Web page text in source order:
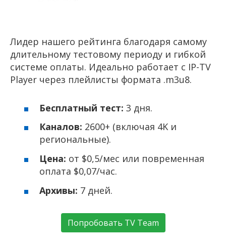
Лидер нашего рейтинга благодаря самому
длительному тестовому периоду и гибкой
системе оплаты. Идеально работает с IP-TV
Player через плейлисты формата .m3u8.
Бесплатный тест: 3 дня.
Каналов: 2600+ (включая 4K и
региональные).
Цена: от $0,5/мес или повременная
оплата $0,07/час.
Архивы: 7 дней.
Попробовать TV Team